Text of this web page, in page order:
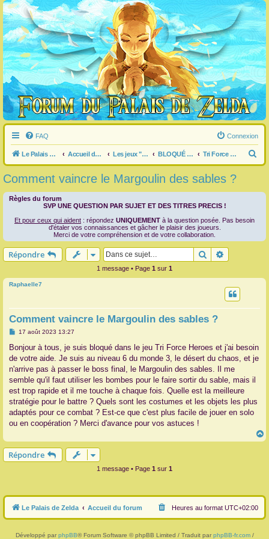
FAQ Connexion
Le Palais de Zelda Accueil du forum Les jeux "Legend of Zelda" BLOQUÉ dans un jeu ? Tri Force Heroes
e
c
Comment vaincre le Margoulin des sables ?
Règles du forum
SVP UNE QUESTION PAR SUJET ET DES TITRES PRECIS !
Et pour ceux qui aident : répondez UNIQUEMENT à la question posée. Pas besoin
d'étaler vos connaissances et gâcher le plaisir des joueurs.
Merci de votre compréhension et de votre collaboration.
Répondre Rechercher
1 message • Page 1 sur 1
Raphaelle7
Comment vaincre le Margoulin des sables ?
M
s
a
g
17 août 2023 13:27
Bonjour à tous, je suis bloqué dans le jeu Tri Force Heroes et j'ai besoin
de votre aide. Je suis au niveau 6 du monde 3, le désert du chaos, et je
n'arrive pas à passer le boss final, le Margoulin des sables. Il me
semble qu'il faut utiliser les bombes pour le faire sortir du sable, mais il
est trop rapide et il me touche à chaque fois. Quelle est la meilleure
stratégie pour le battre ? Quels sont les costumes et les objets les plus
adaptés pour ce combat ? Est-ce que c'est plus facile de jouer en solo
ou en coopération ? Merci d'avance pour vos astuces !
a
Répondre
1 message • Page 1 sur 1
Le Palais de Zelda Accueil du forum Heures au format UTC+02:00
Développé par phpBB® Forum Software © phpBB Limited / Traduit par phpBB-fr.com/